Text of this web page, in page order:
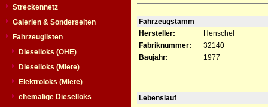
Streckennetz
Galerien & Sonderseiten
Fahrzeuglisten
Dieselloks (OHE)
Dieselloks (Miete)
Elektroloks (Miete)
ehemalige Dieselloks
Fahrzeugstamm
Hersteller:
Henschel
Fabriknummer:
32140
Baujahr:
1977
Lebenslauf